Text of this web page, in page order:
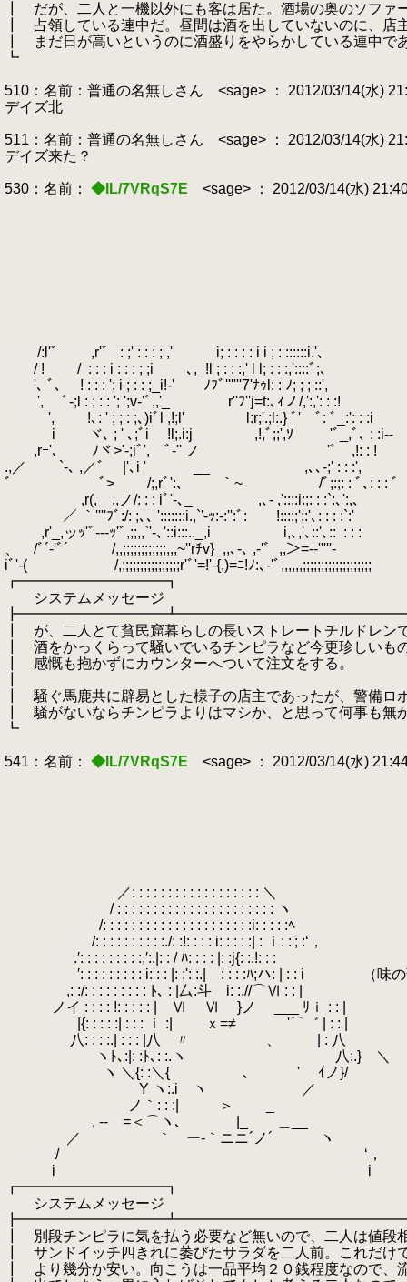
┃ だが、二人と一機以外にも客は居た。酒場の奥のソファ
┃ 占領している連中だ。昼間は酒を出していないのに、店
┃ まだ日が高いというのに酒盛りをやらかしている連中で
┗
510：名前：普通の名無しさん <sage> ： 2012/03/14(水)
デイズ北
511：名前：普通の名無しさん <sage> ： 2012/03/14(水)
デイズ来た？
530：名前： ◆IL/7VRqS7E <sage> ： 2012/03/14(水)
/:l'ﾞ ,r'ﾞ
: ;' : : : ; ,' i; : : : : i i ; : ::::::i.'､
/ ! /. : : : i : : : ; ;i ､,_!l ; : : :,' l l; : : :,'::::ﾞ;､
'､ ﾞ､ ! : : : '; i ; : : ;_i!-' ﾉﾌﾞ''''''7'ﾅｩl: : ﾉ; ; ; ::',
', ﾞ-;l : ; : : '; ';v‐'ﾞ,,'_ r''ﾌ''j=t:､ｨノ/,':,': : :!
', !､: ' ; ; : ;､)iﾞl ,!;l' l:r;'.;l:.} ﾞ' ﾞ: ﾞ_:': : :i
i ヾ､ ; ' ､;ﾞi !l;.i:j ,!,ﾞ;;',ｿ 'ﾞ_,ﾞ､ : :i--
,rｰ'､
ﾉヾ>'‐;iﾞ', ﾞ‐'' ノ 'ﾞ ,!: : ! おじさ
.,／ `‐､ ,／ﾞ |'､i ' __ ,､､-;' : : :',
ﾞ ﾞ> /;,rﾞ':､ ｀~ /ﾞ;:;: : ﾞ､: : : ﾞ 二人
,r(,＿,,ノ/: : : iﾞ'‐､_ ,､- ,'::;:i:;: : :`:､':,､
／ ｀''''ﾌﾞ:/: ;､､ ':::::::i.,`'‐ｯ:-:'':ﾞ: !::::;';:'､: : : :`:'
,r'_,ッｯ'ﾞ-‐-ｯ'ﾞ,;;,,`'-､'::i:::.._,i i,､,'､::'､:: : : :
、 /ﾞ´‐'ﾞ´ /,,;;;;;;;;;;;;,,,~''rﾁv}_,,､-､ ,-'ﾞ_,,＞=-‐'''''‐
iﾞ'‐( /,;;;;;;;;;;;;;;;;r'ﾞ'=!'-{,)=ﾆ!ﾉ:､‐'ﾞ,,,,,,;;;;;;;;;;;;;;;;;;;
┏━━━━━━━━━━┓
システムメッセージ
┃ が、二人とて貧民窟暮らしの長いストレートチルドレン
┃ 酒をかっくらって騒いでいるチンピラなど今更珍しい
┃ 感慨も抱かずにカウンターへついて注文をする。
┃ 騒ぐ馬鹿共に辟易とした様子の店主であったが、警備ロ
┃ 騒がないならチンピラよりはマシか、と思って何事も無
┗
541：名前： ◆IL/7VRqS7E <sage> ： 2012/03/14(水)
／: : : : : : : : : : : : : : : : : : ＼
/ : : : : : : : : : : : : : : : : : : : : : : ヽ
/: : : : : : : : : : : : : : : : : : : : :i: : : : :ﾍ
/: : : : : : : : : :./: :!: : : : i: : : : :| : ｉ: :'; :‘，
.′: : : : : : : : :,′:.|: : / ﾊ: : : : |: :j{: :.!: : :
′: : : : : : : : : i: : : |: ;': :.| : : : :ﾊ;ハ: | : : i （味の薄
,: :/: : : : : : : : : ﾄ､ : |厶:斗 i: :.//⌒Ⅵ : : |
ノイ : : : : !: : : : : | Ⅵ Ⅵ }ノ ___ ﾘｉ : : | 妙にぱさ
|{: : : : :| : : : ｉ :| ｘ=≠ '⌒゛ | : : |
八: : : :.| : : : |八 〃 、 | : 八 何か戻っ
ヽﾄ､:|: :ﾄ､: :.ヽゝ 八:.} ＼
ヽ ＼{: :＼{ ､ ' ｲノ}/
Y ヽ:.i ヽ ／
ノ｀: : :| ＞ _
, -‐ゝ=＜⌒ヽ､ |_ ＿__
／ ｀ ー-｀ニニ´ノ´ ヽ
/ ‘，
i i
┏━━━━━━━━━━┓
システムメッセージ
┃ 別段チンピラに気を払う必要など無いので、二人は値段
┃ サンドイッチ四きれに萎びたサラダを二人前。これだけ
┃ より幾分か安い。向こうは一品平均２０銭程度なので、